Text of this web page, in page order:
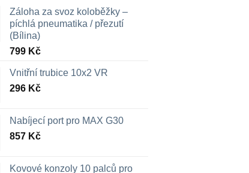
Záloha za svoz koloběžky –
píchlá pneumatika / přezutí
(Bílina)
799 Kč
Vnitřní trubice 10x2 VR
296 Kč
Nabíjecí port pro MAX G30
857 Kč
Kovové konzoly 10 palců pro